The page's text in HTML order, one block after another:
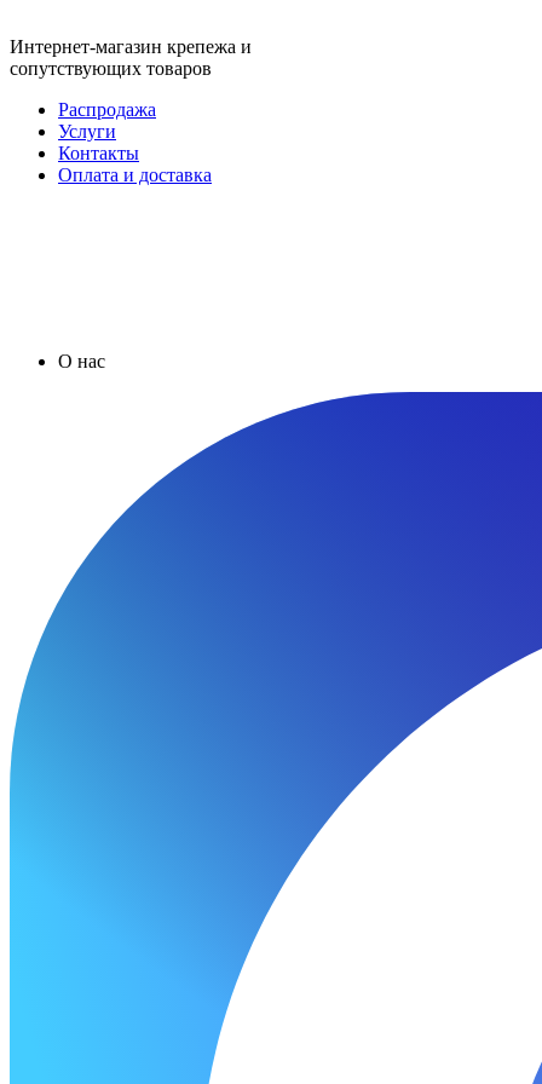
Интернет-магазин крепежа и
сопутствующих товаров
Распродажа
Услуги
Контакты
Оплата и доставка
О нас